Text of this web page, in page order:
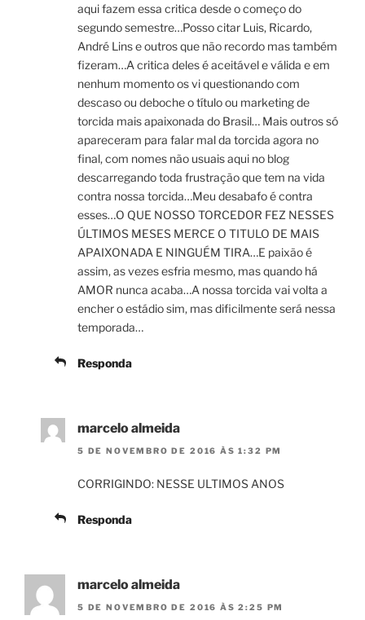
aqui fazem essa critica desde o começo do
segundo semestre…Posso citar Luis, Ricardo,
André Lins e outros que não recordo mas também
fizeram…A critica deles é aceitável e válida e em
nenhum momento os vi questionando com
descaso ou deboche o título ou marketing de
torcida mais apaixonada do Brasil… Mais outros só
apareceram para falar mal da torcida agora no
final, com nomes não usuais aqui no blog
descarregando toda frustração que tem na vida
contra nossa torcida…Meu desabafo é contra
esses…O QUE NOSSO TORCEDOR FEZ NESSES
ÚLTIMOS MESES MERCE O TITULO DE MAIS
APAIXONADA E NINGUÉM TIRA…E paixão é
assim, as vezes esfria mesmo, mas quando há
AMOR nunca acaba…A nossa torcida vai volta a
encher o estádio sim, mas dificilmente será nessa
temporada…
Responda
marcelo almeida
5 DE NOVEMBRO DE 2016 ÀS 1:32 PM
CORRIGINDO: NESSE ULTIMOS ANOS
Responda
marcelo almeida
5 DE NOVEMBRO DE 2016 ÀS 2:25 PM